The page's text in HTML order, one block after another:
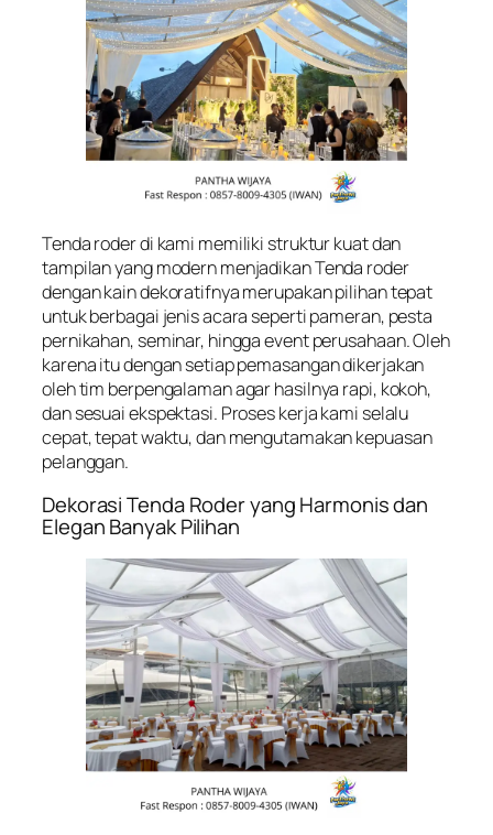
Tenda roder di kami memiliki struktur kuat dan
tampilan yang modern menjadikan Tenda roder
dengan kain dekoratifnya merupakan pilihan tepat
untuk berbagai jenis acara seperti pameran, pesta
pernikahan, seminar, hingga event perusahaan. Oleh
karena itu dengan setiap pemasangan dikerjakan
oleh tim berpengalaman agar hasilnya rapi, kokoh,
dan sesuai ekspektasi. Proses kerja kami selalu
cepat, tepat waktu, dan mengutamakan kepuasan
pelanggan.
Dekorasi Tenda Roder yang Harmonis dan
Elegan Banyak Pilihan